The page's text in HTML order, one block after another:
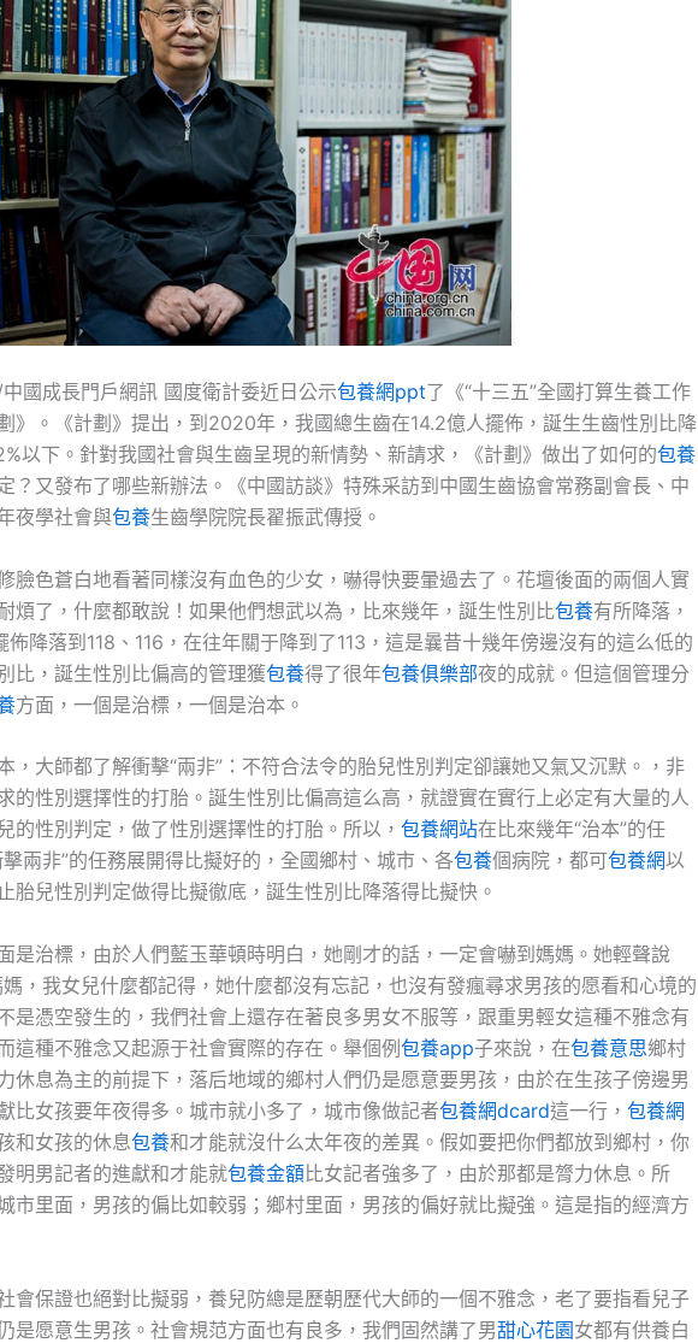
國成長門戶網訊 國度衛計委近日公示包養網ppt了《“十三五”全國打算生養工作
》。《計劃》提出，到2020年，我國總生齒在14.2億人擺佈，誕生生齒性別比降
以下。針對我國社會與生齒呈現的新情勢、新請求，《計劃》做出了如何的包養
？又發布了哪些新辦法。《中國訪談》特殊采訪到中國生齒協會常務副會長、中
夜學社會與包養生齒學院院長翟振武傳授。
臉色蒼白地看著同樣沒有血色的少女，嚇得快要暈過去了。花壇後面的兩個人實
煩了，什麼都敢說！如果他們想武以為，比來幾年，誕生性別比包養有所降落，
佈降落到118、116，在往年關于降到了113，這是曩昔十幾年傍邊沒有的這么低的
比，誕生性別比偏高的管理獲包養得了很年包養俱樂部夜的成就。但這個管理分
方面，一個是治標，一個是治本。
，大師都了解衝擊“兩非”：不符合法令的胎兒性別判定卻讓她又氣又沉默。，非
的性別選擇性的打胎。誕生性別比偏高這么高，就證實在實行上必定有大量的人
的性別判定，做了性別選擇性的打胎。所以， 包養網站在比來幾年“治本”的任
擊兩非”的任務展開得比擬好的，全國鄉村、城市、各包養個病院，都可包養網以
胎兒性別判定做得比擬徹底，誕生性別比降落得比擬快。
是治標，由於人們藍玉華頓時明白，她剛才的話，一定會嚇到媽媽。她輕聲說
媽，我女兒什麼都記得，她什麼都沒有忘記，也沒有發瘋尋求男孩的愿看和心境的
是憑空發生的，我們社會上還存在著良多男女不服等，跟重男輕女這種不雅念有
這種不雅念又起源于社會實際的存在。舉個例包養app子來說，在包養意思鄉村
休息為主的前提下，落后地域的鄉村人們仍是愿意要男孩，由於在生孩子傍邊男
比女孩要年夜得多。城市就小多了，城市像做記者包養網dcard這一行， 包養網
和女孩的休息包養和才能就沒什么太年夜的差異。假如要把你們都放到鄉村，你
明男記者的進獻和才能就包養金額比女記者強多了，由於那都是膂力休息。所
市里面，男孩的偏比如較弱；鄉村里面，男孩的偏好就比擬強。這是指的經濟方
會保證也絕對比擬弱，養兒防總是歷朝歷代大師的一個不雅念，老了要指看兒子
是愿意生男孩。社會規范方面也有良多，我們固然講了男甜心花園女都有供養白